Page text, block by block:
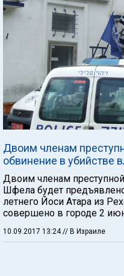
Двоим членам
обвинение в убийстве
Двоим членам
Шфела будет
летнего Йоси Атара из
совершено в городе 2
10.09.2017 13:24 // В Израиле